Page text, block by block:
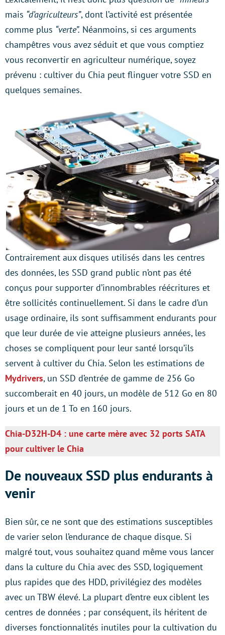
mais “d’agriculteurs”, dont l’activité est présentée
comme plus “verte”. Néanmoins, si ces arguments
champêtres vous avez séduit et que vous comptiez
vous reconvertir en agriculteur numérique, soyez
prévenu : cultiver du Chia peut flinguer votre SSD en
quelques semaines.
Contrairement aux disques utilisés dans les centres
des données, les SSD grand public n’ont pas été
conçus pour supporter d’innombrables réécritures et
être sollicités continuellement. Si dans le cadre d’un
usage ordinaire, ils sont suffisamment endurants pour
que leur durée de vie atteigne plusieurs années, les
choses se compliquent pour leur santé lorsqu’ils
servent à cultiver du Chia. Selon les estimations de
Mydrivers, un SSD d’entrée de gamme de 256 Go
succomberait en 40 jours, un modèle de 512 Go en 80
jours et un de 1 To en 160 jours.
Chia-D32H-D4 : une carte mère avec 32 ports SATA
pour cultiver le Chia
De nouveaux SSD plus endurants à
venir
Bien sûr, ce ne sont que des estimations susceptibles
de varier selon l’endurance de chaque disque. Si
malgré tout, vous souhaitez quand même vous lancer
dans la culture du Chia avec des SSD, logiquement
plus rapides que des HDD, privilégiez des modèles
avec un TBW élevé. La plupart d’entre eux ciblent les
centres de données ; par conséquent, ils héritent de
diverses fonctionnalités inutiles pour la cultivation du